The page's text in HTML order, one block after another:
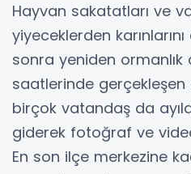
Hayvan sakatatları ve
yiyeceklerden
sonra yeniden
saatlerinde gerçekleşen
birçok vatandaş da
giderek fotoğraf ve
En son ilçe merkezine